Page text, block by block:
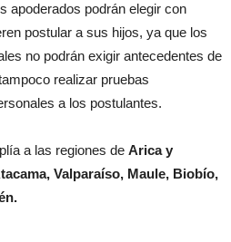
apoderados podrán elegir con
postular a sus hijos, ya que los
no podrán exigir antecedentes de
realizar pruebas
a los postulantes.
a las regiones de Arica y
Valparaíso, Maule, Biobío,